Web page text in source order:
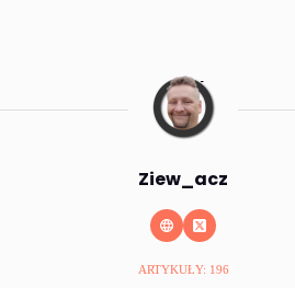
Ziew_acz
ARTYKUŁY: 196